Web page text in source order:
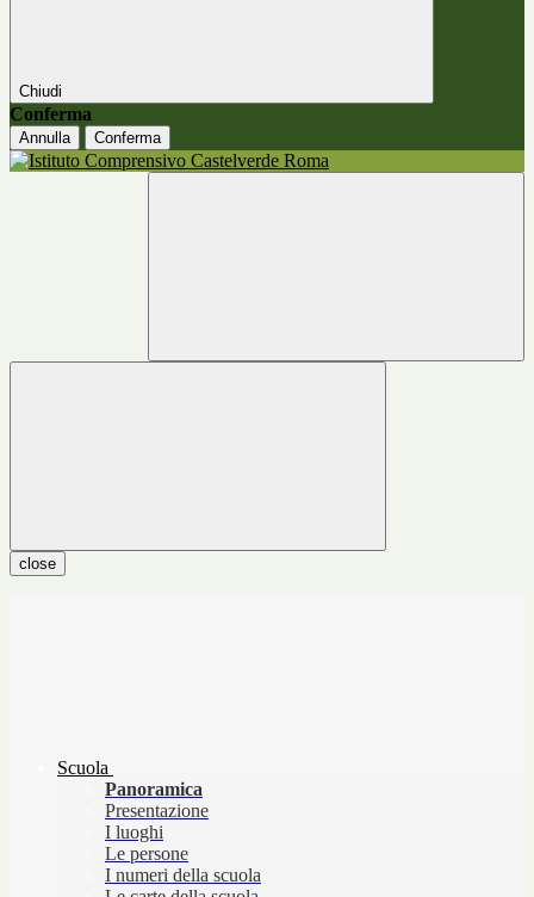
Chiudi
Conferma
Annulla Conferma
close
Scuola
Panoramica
Presentazione
I luoghi
Le persone
I numeri della scuola